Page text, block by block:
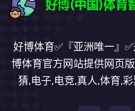
好博体育✅『亚洲唯一』
博体育官方网站提供网页
猜,电子,电竞,真人,体育,